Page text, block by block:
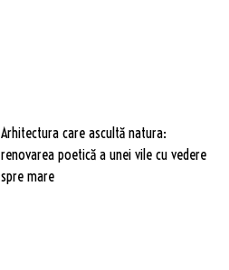
Arhitectura care ascultă natura:
renovarea poetică a unei vile cu vedere
spre mare